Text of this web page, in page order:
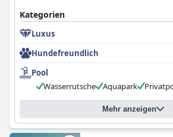
Kategorien
Luxus
Hundefreundlich
Pool
Wasserrutsche
Aquapark
Mehr anzeigen